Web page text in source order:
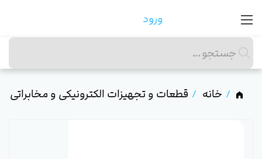
ورود
خانه قطعات و تجهیزات الکترونیکی و مخابراتی